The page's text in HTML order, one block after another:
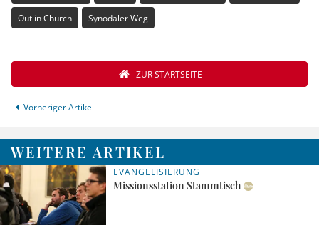
Out in Church Synodaler Weg
Vorheriger Artikel
ZUR STARTSEITE
WEITERE ARTIKEL
EVANGELISIERUNG
Missionsstation Stammtisch